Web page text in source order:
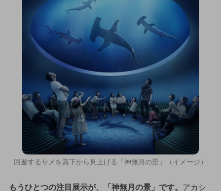
回遊するサメを真下から見上げる「神無月の景」（イメージ）
もうひとつの注目展示が、「神無月の景」です。 アカシ